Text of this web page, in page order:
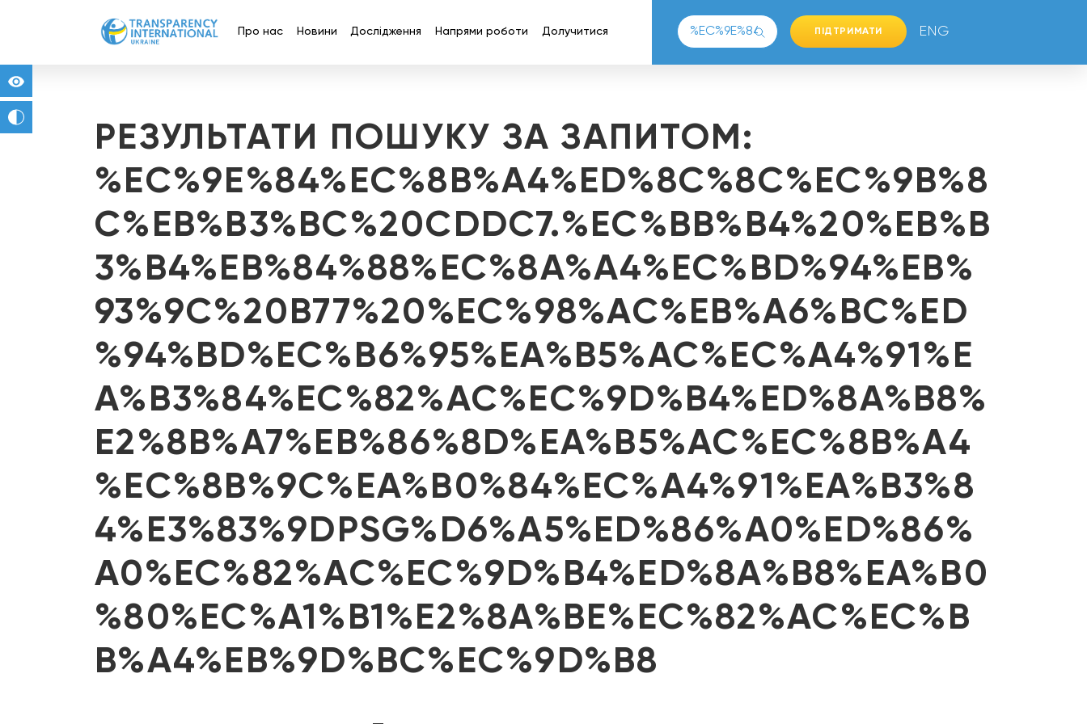
Про нас Новини Дослідження Напрями роботи Долучитися ПІДТРИМАТИ ENG
РЕЗУЛЬТАТИ ПОШУКУ ЗА ЗАПИТОМ:
%EC%9E%84%EC%8B%A4%ED%8C%8C%EC%9B%8
C%EB%B3%BC%20CDDC7.%EC%BB%B4%20%EB%B
3%B4%EB%84%88%EC%8A%A4%EC%BD%94%EB%
93%9C%20B77%20%EC%98%AC%EB%A6%BC%ED
%94%BD%EC%B6%95%EA%B5%AC%EC%A4%91%E
A%B3%84%EC%82%AC%EC%9D%B4%ED%8A%B8%
E2%8B%A7%EB%86%8D%EA%B5%AC%EC%8B%A4
%EC%8B%9C%EA%B0%84%EC%A4%91%EA%B3%8
4%E3%83%9DPSG%D6%A5%ED%86%A0%ED%86%
A0%EC%82%AC%EC%9D%B4%ED%8A%B8%EA%B0
%80%EC%A1%B1%E2%8A%BE%EC%82%AC%EC%B
B%A4%EB%9D%BC%EC%9D%B8